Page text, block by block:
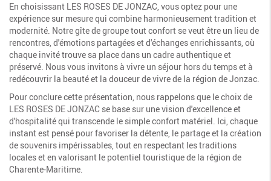
En choisissant LES ROSES DE JONZAC, vous optez pour une
expérience sur mesure qui combine harmonieusement tradition et
modernité. Notre gîte de groupe tout confort se veut être un lieu de
rencontres, d'émotions partagées et d'échanges enrichissants, où
chaque invité trouve sa place dans un cadre authentique et
préservé. Nous vous invitons à vivre un séjour hors du temps et à
redécouvrir la beauté et la douceur de vivre de la région de Jonzac.
Pour conclure cette présentation, nous rappelons que le choix de
LES ROSES DE JONZAC se base sur une vision d'excellence et
d'hospitalité qui transcende le simple confort matériel. Ici, chaque
instant est pensé pour favoriser la détente, le partage et la création
de souvenirs impérissables, tout en respectant les traditions
locales et en valorisant le potentiel touristique de la région de
Charente-Maritime.